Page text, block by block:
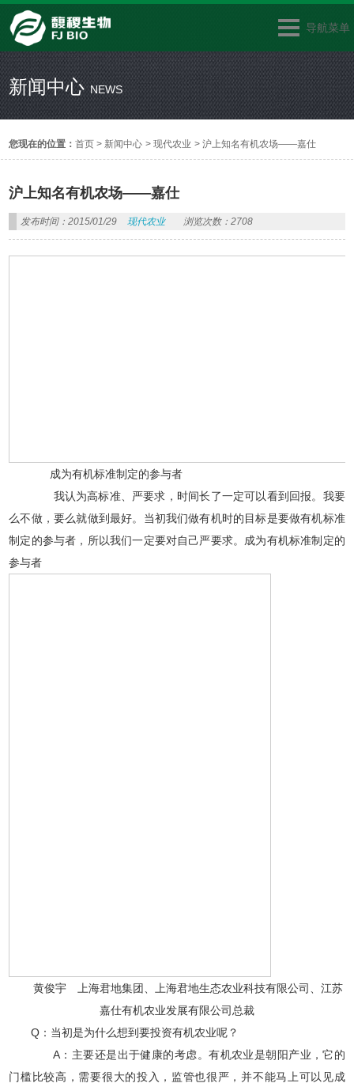
导航菜单
新闻中心NEWS
您现在的位置：首页 > 新闻中心 >现代农业 >沪上知名有机农场——嘉仕
沪上知名有机农场——嘉仕
发布时间：2015/01/29 现代农业 浏览次数：2708
成为有机标准制定的参与者
我认为高标准、严要求，时间长了一定可以看到回报。我要
么不做，要么就做到最好。当初我们做有机时的目标是要做有机标准
制定的参与者，所以我们一定要对自己严要求。成为有机标准制定的
参与者
黄俊宇 上海君地集团、上海君地生态农业科技有限公司、江苏
嘉仕有机农业发展有限公司总裁
Q：当初是为什么想到要投资有机农业呢？
A：主要还是出于健康的考虑。有机农业是朝阳产业，它的
门槛比较高，需要很大的投入，监管也很严，并不能马上可以见成